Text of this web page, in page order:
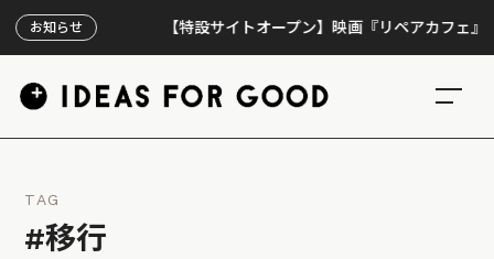
お知らせ 【特設サイトオープン】映画『リペアカフェ』、上
TAG
#移行